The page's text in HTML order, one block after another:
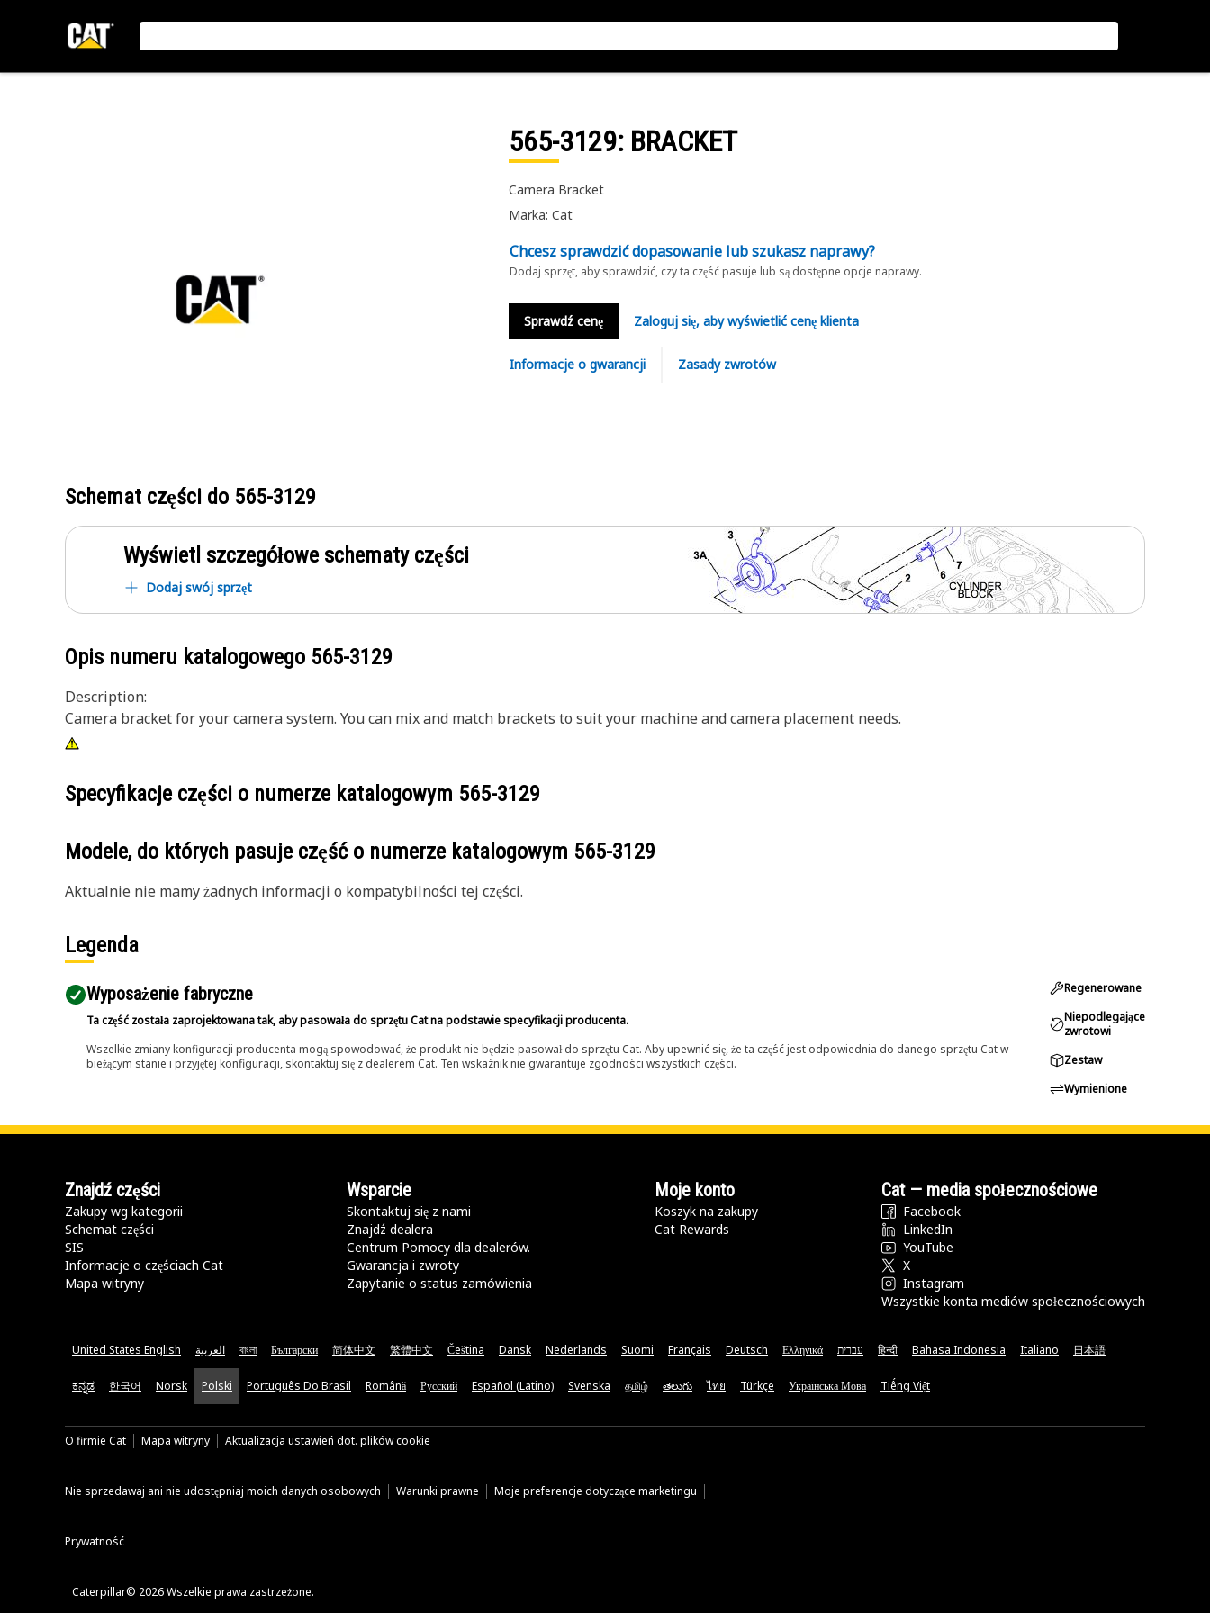
565-3129: BRACKET
Camera Bracket
Marka: Cat
Chcesz sprawdzić dopasowanie lub szukasz naprawy?
Dodaj sprzęt, aby sprawdzić, czy ta część pasuje lub są dostępne opcje naprawy.
Sprawdź cenę Zaloguj się, aby wyświetlić cenę klienta
Informacje o gwarancji Zasady zwrotów
Schemat części do 565-3129
Wyświetl szczegółowe schematy części
Dodaj swój sprzęt
Opis numeru katalogowego 565-3129
Description:
Camera bracket for your camera system. You can mix and match brackets to suit your machine and camera placement needs.
Specyfikacje części o numerze katalogowym 565-3129
Modele, do których pasuje część o numerze katalogowym 565-3129
Aktualnie nie mamy żadnych informacji o kompatybilności tej części.
Legenda
Wyposażenie fabryczne
Ta część została zaprojektowana tak, aby pasowała do sprzętu Cat na podstawie specyfikacji producenta.
Wszelkie zmiany konfiguracji producenta mogą spowodować, że produkt nie będzie pasował do sprzętu Cat. Aby upewnić się, że ta część jest odpowiednia do danego sprzętu Cat w
bieżącym stanie i przyjętej konfiguracji, skontaktuj się z dealerem Cat. Ten wskaźnik nie gwarantuje zgodności wszystkich części.
Regenerowane
Niepodlegające
zwrotowi
Zestaw
Wymienione
Znajdź części
Zakupy wg kategorii
Schemat części
SIS
Informacje o częściach Cat
Mapa witryny
Wsparcie
Skontaktuj się z nami
Znajdź dealera
Centrum Pomocy dla dealerów.
Gwarancja i zwroty
Zapytanie o status zamówienia
Moje konto
Koszyk na zakupy
Cat Rewards
Cat — media społecznościowe
Facebook
LinkedIn
YouTube
X
Instagram
Wszystkie konta mediów społecznościowych
United States English العربية বাংলা Български 简体中文 繁體中文 Čeština Dansk Nederlands Suomi Français Deutsch Ελληνικά עברית हिन्दी Bahasa Indonesia Italiano 日本語
ಕನ್ನಡ 한국어 Norsk Polski Português Do Brasil Română Русский Español (Latino) Svenska தமிழ் తెలుగు ไทย Türkçe Українська Мова Tiếng Việt
O firmie Cat Mapa witryny Aktualizacja ustawień dot. plików cookie
Nie sprzedawaj ani nie udostępniaj moich danych osobowych Warunki prawne Moje preferencje dotyczące marketingu
Prywatność
Caterpillar© 2026 Wszelkie prawa zastrzeżone.